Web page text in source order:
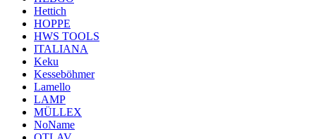
Hettich
HOPPE
HWS TOOLS
ITALIANA
Keku
Kesseböhmer
Lamello
LAMP
MÜLLEX
NoName